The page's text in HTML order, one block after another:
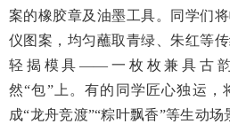
案的橡胶章及油墨工具。同学们
仪图案，均匀蘸取青绿、朱红等
轻揭模具——一枚枚兼具古
然“包”上。有的同学匠心独运，
成“龙舟竞渡”“粽叶飘香”等生动